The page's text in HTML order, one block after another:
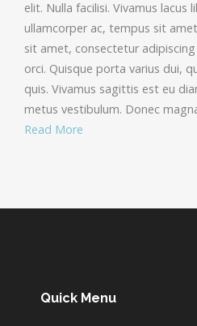
elit. Nulla facilisi. Vivamus lacus
ullamcorper ac, tempus sit
sit amet, consectetur
orci. Quisque porta varius dui,
quis. Vivamus sagittis est eu
metus vestibulum. Donec
Read More
Quick Menu